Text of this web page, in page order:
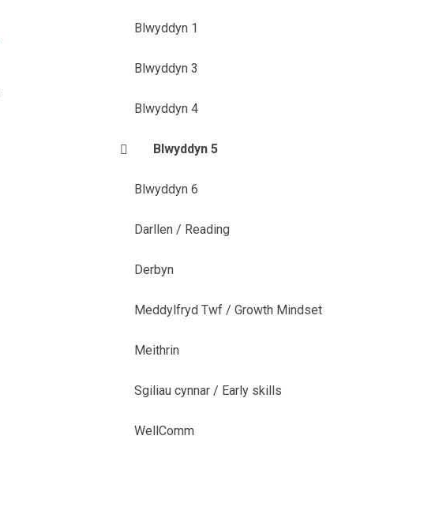
Blwyddyn 1
Blwyddyn 3
Blwyddyn 4
Blwyddyn 5
Blwyddyn 6
Darllen / Reading
Derbyn
Meddylfryd Twf / Growth Mindset
Meithrin
Sgiliau cynnar / Early skills
WellComm